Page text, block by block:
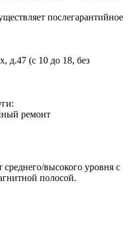
послегарантийное
д.47 (с 10 до 18, без
ремонт
высокого уровня с
полосой.